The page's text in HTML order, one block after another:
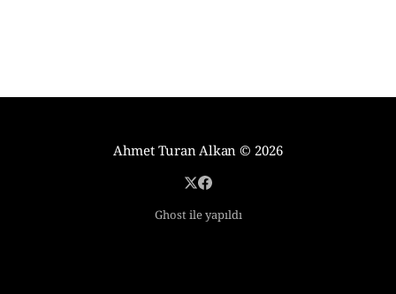
Ahmet Turan Alkan © 2026
Ghost ile yapıldı